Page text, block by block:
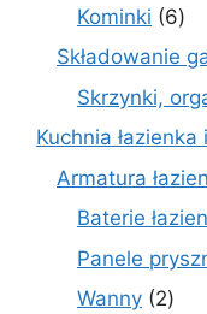
Kominki 66
Składowanie
Skrzynki,
Kuchnia łazienka
Armatura
Baterie
Panele
Wanny 22